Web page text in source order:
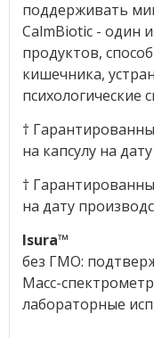
поддерживать
CalmBiotic - один
продуктов,
кишечника,
психологические
†
на капсулу на
†
на дату
Isura™
без ГМО:
Масс-
лабораторные